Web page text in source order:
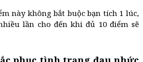
này không bắt buộc bạn tích 1 lúc,
lần cho đến khi đủ 10 điểm sẽ